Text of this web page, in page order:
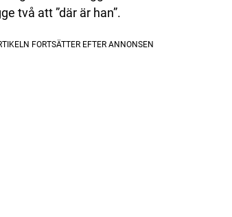
två att ”där är han”.